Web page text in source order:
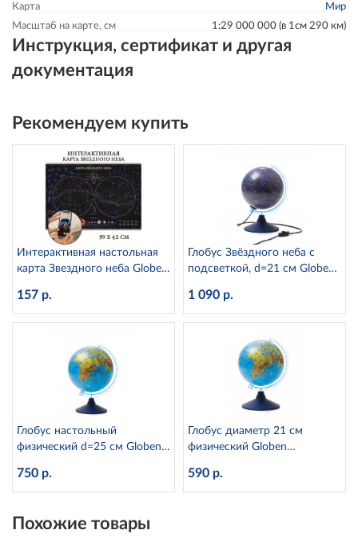
Карта
Мир
Масштаб на карте, см
1:29 000 000 (в 1см 290 км)
Инструкция, сертификат и другая
документация
Рекомендуем купить
Интерактивная настольная
карта Звездного неба Globen
ламинация)
157 р.
Глобус Звёздного неба с
подсветкой, d=21 см Globen
1 090 р.
Глобус настольный
физический d=25 см Globen
750 р.
Глобус диаметр 21 см
физический Globen
590 р.
Похожие товары